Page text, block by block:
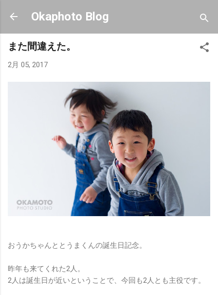
スキップしてメイン コンテンツに移動
Okaphoto Blog
また間違えた。
2月 05, 2017
おうかちゃんととうまくんの誕生日記念。
昨年も来てくれた2人。
2人は誕生日が近いということで、今回も2人とも主役です。